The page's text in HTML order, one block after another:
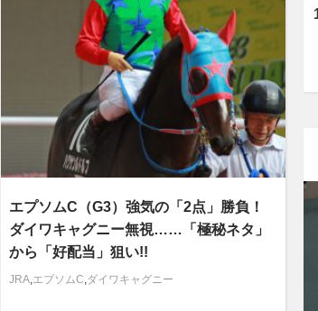
エプソムC（G3）強気の「2点」勝負！
ダイワキャグニー無視……「極秘ネタ」
から「好配当」狙い!!
JRA,エプソムC,ダイワキャグニー